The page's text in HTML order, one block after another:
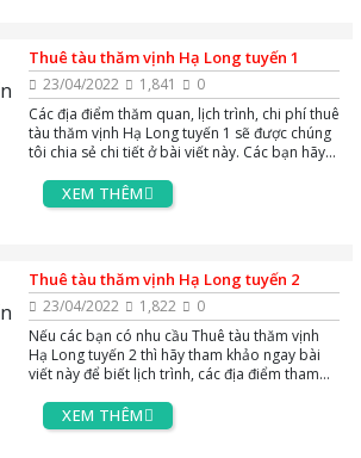
Thuê tàu thăm vịnh Hạ Long tuyến 1
23/04/2022 1,841
0
Các địa điểm thăm quan, lịch trình, chi phí thuê
tàu thăm vịnh Hạ Long tuyến 1 sẽ được chúng
tôi chia sẻ chi tiết ở bài viết này. Các bạn hãy
XEM THÊM
Thuê tàu thăm vịnh Hạ Long tuyến 2
23/04/2022 1,822
0
Nếu các bạn có nhu cầu Thuê tàu thăm vịnh
Hạ Long tuyến 2 thì hãy tham khảo ngay bài
viết này để biết lịch trình, các địa điểm tham
XEM THÊM